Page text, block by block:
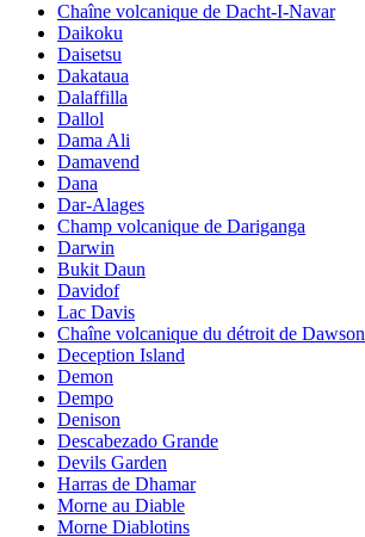
Chaîne volcanique de Dacht-I-Navar
Daikoku
Daisetsu
Dakataua
Dalaffilla
Dallol
Dama Ali
Damavend
Dana
Dar-Alages
Champ volcanique de Dariganga
Darwin
Bukit Daun
Davidof
Lac Davis
Chaîne volcanique du détroit de Dawson
Deception Island
Demon
Dempo
Denison
Descabezado Grande
Devils Garden
Harras de Dhamar
Morne au Diable
Morne Diablotins